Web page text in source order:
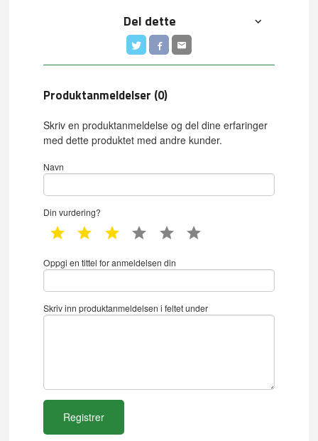
Del dette
Produktanmeldelser (0)
Skriv en produktanmeldelse og del dine erfaringer
med dette produktet med andre kunder.
Navn
Din vurdering?
1 star 2 star 3 star 4 star 5 star
Oppgi en tittel for anmeldelsen din
Skriv inn produktanmeldelsen i feltet under